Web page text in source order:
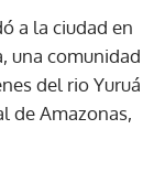
a la ciudad en
una comunidad
del rio Yuruá
de Amazonas,